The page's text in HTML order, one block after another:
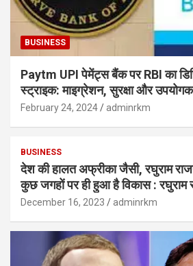
BUSINESS
Paytm UPI पेमेंट्स बैंक पर RBI का
स्ट्राइक: माइग्रेशन, सुरक्षा और
February 24, 2024 adminrkm
BUSINESS
देश की हालत अफ्रीका जैसी, रघुराम राजन
कुछ जगहों पर ही हुआ है विकास : रघुराम
December 16, 2023 adminrkm